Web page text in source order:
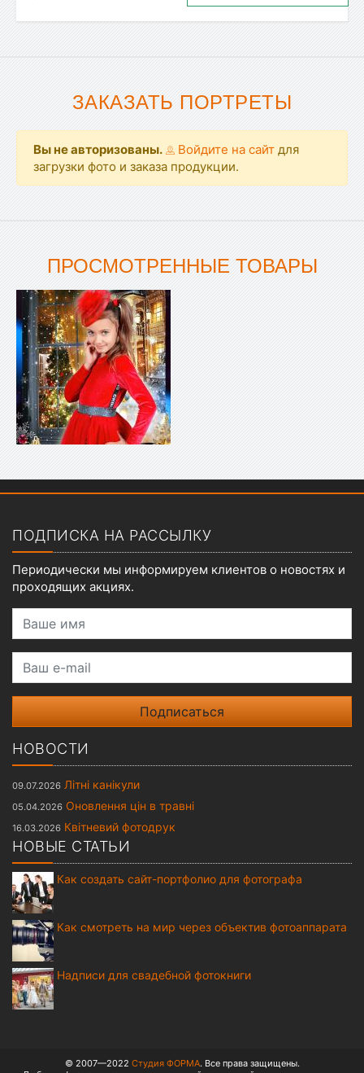
ЗАКАЗАТЬ ПОРТРЕТЫ
Вы не авторизованы. Войдите на сайт для
загрузки фото и заказа продукции.
ПРОСМОТРЕННЫЕ ТОВАРЫ
ПОДПИСКА НА РАССЫЛКУ
Периодически мы информируем клиентов о новостях и
проходящих акциях.
Ваше имя
Ваш e-mail
НОВОСТИ
09.07.2026 Літні канікули
05.04.2026 Оновлення цін в травні
16.03.2026 Квітневий фотодрук
НОВЫЕ СТАТЬИ
Как создать сайт-портфолио для фотографа
Как смотреть на мир через объектив фотоаппарата
Надписи для свадебной фотокниги
© 2007—2022 Студия ФОРМА. Все права защищены.